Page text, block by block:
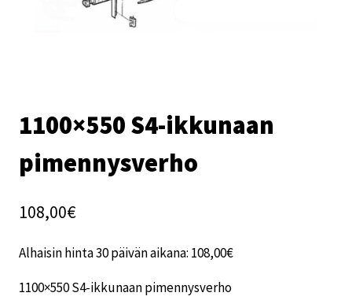
1100×550 S4-ikkunaan
pimennysverho
108,00€
Alhaisin hinta 30 päivän aikana: 108,00€
1100×550 S4-ikkunaan pimennysverho